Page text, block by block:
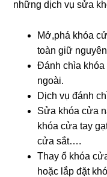
những dịch vụ sửa
Mở,phá khóa
toàn giữ
Đánh chìa khóa
ngoài.
Dịch vụ đánh
Sửa khóa cửa
khóa cửa tay
cửa sắt….
Thay ổ khóa
hoặc lắp đặt